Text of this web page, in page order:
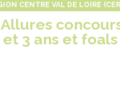
CENTRE VAL DE LOIRE
3 ans et